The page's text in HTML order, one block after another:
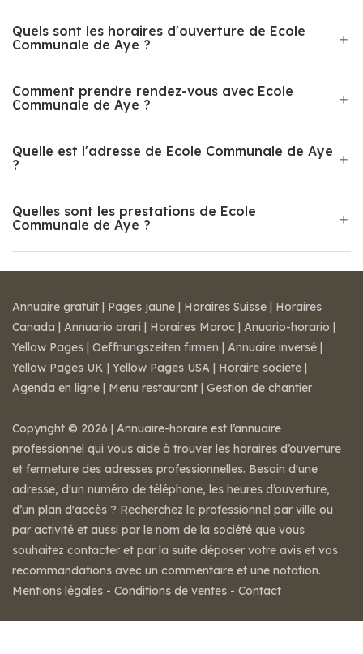
Quels sont les horaires d'ouverture de Ecole
Communale de Aye ?
Comment prendre rendez-vous avec Ecole
Communale de Aye ?
Quelle est l'adresse de Ecole Communale de Aye
?
Quelles sont les prestations de Ecole
Communale de Aye ?
Annuaire gratuit | Pages jaune | Horaires Suisse | Horaires
Canada | Annuario orari | Horaires Maroc | Anuario-horario |
Yellow Pages | Oeffnungszeiten firmen | Annuaire inversé |
Yellow Pages UK | Yellow Pages USA | Horaire societe |
Agenda en ligne | Menu restaurant | Gestion de chantier
Copyright © 2026 | Annuaire-horaire est l’annuaire
professionnel qui vous aide à trouver les horaires d’ouverture
et fermeture des adresses professionnelles. Besoin d'une
adresse, d'un numéro de téléphone, les heures d’ouverture,
d’un plan d'accès ? Recherchez le professionnel par ville ou
par activité et aussi par le nom de la société que vous
souhaitez contacter et par la suite déposer votre avis et vos
recommandations avec un commentaire et une notation.
Mentions légales - Conditions de ventes - Contact